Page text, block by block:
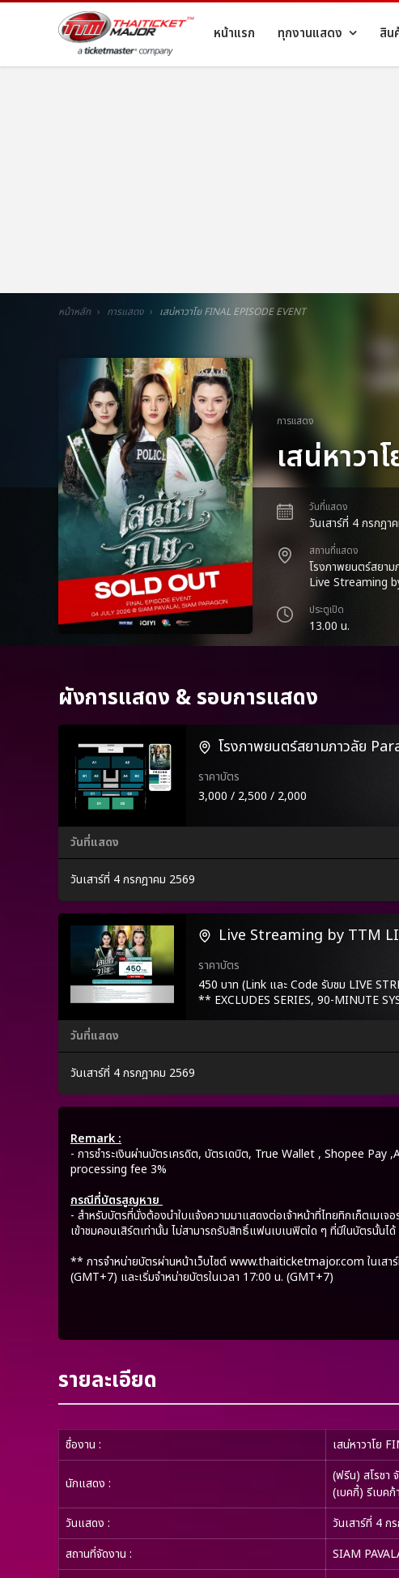
หน้าแรก ทุกงานแสดง สิน
หน้าหลัก การแสดง เสน่หาวาโย FINAL EPISODE EVENT
การแสดง
เสน่หาวา
วันที่แสดง
วันเสาร์ที่ 4 กรกฎา
สถานที่แสดง
โรงภาพยนตร์สยา
Live Streaming
ประตูเปิด
13.00 น.
ผังการแสดง & รอบการแสดง
โรงภาพยนตร์สยามภาวลัย
ราคาบัตร
3,000 / 2,500 / 2,000
วันที่แสดง
วันเสาร์ที่ 4 กรกฎาคม 2569
Live Streaming by TTM
ราคาบัตร
450 บาท (Link และ Code รับชม LIVE
** EXCLUDES SERIES, 90-MINUTE
วันที่แสดง
วันเสาร์ที่ 4 กรกฎาคม 2569
Remark :
- การชำระเงินผ่านบัตรเครดิต, บัตรเดบิต, True Wallet , Shopee
processing fee 3%
กรณีที่บัตรสูญหาย
- สำหรับบัตรที่นั่งต้องนำใบแจ้งความมาแสดงต่อเจ้าหน้าที่ไทยทิกเก็ตเมเจ
เข้าชมคอนเสิร์ตเท่านั้น ไม่สามารถรับสิทธิ์แฟนเบเนฟิตใด ๆ ที่มีในบัตรนั้นได้
** การจำหน่ายบัตรผ่านหน้าเว็บไซต์ www.thaiticketmajor.com ในเสา
(GMT+7) และเริ่มจำหน่ายบัตรในเวลา 17:00 น. (GMT+7)
รายละเอียด
ชื่องาน : เสน่หาวาโย
นักแสดง :
(ฟรีน) สโรชา
(เบคกี้) รีเบค
วันแสดง :
วันเสาร์ที่ 4 ก
สถานที่จัดงาน :
SIAM